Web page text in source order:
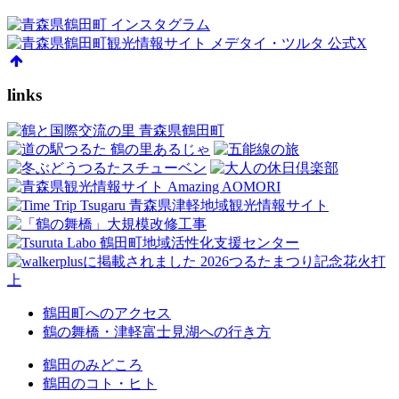
links
鶴田町へのアクセス
鶴の舞橋・津軽富士見湖への行き方
鶴田のみどころ
鶴田のコト・ヒト